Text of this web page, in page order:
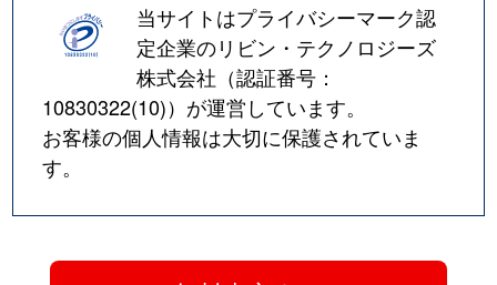
当サイトはプライバシーマーク認
定企業のリビン・テクノロジーズ
株式会社（認証番号：
10830322(10)）が運営しています。
お客様の個人情報は大切に保護されていま
す。